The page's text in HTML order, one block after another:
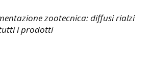
zootecnica: diffusi rialzi
i prodotti